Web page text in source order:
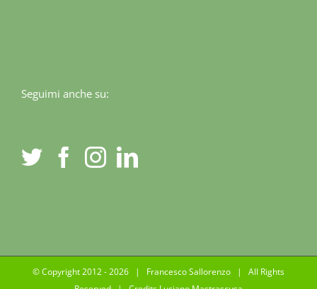
Seguimi anche su:
© Copyright 2012 -2026 | Francesco Sallorenzo | All Rights